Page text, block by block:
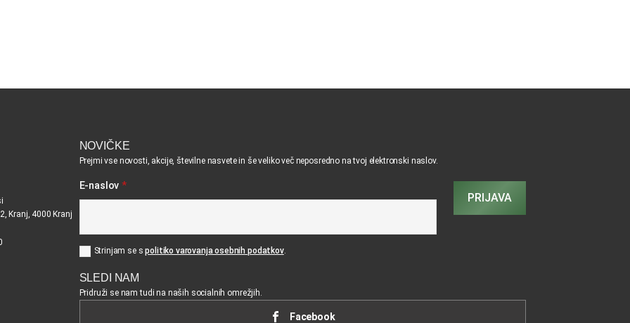
Kranj, 4000 Kranj
NOVIČKE
Prejmi vse novosti, akcije, številne nasvete in še veliko več neposredno na tvoj elektronski naslov.
E-naslov *
Strinjam se spolitiko varovanja osebnih podatkov.
PRIJAVA
SLEDI NAM
Pridruži se nam tudi na naših socialnih omrežjih.
Facebook